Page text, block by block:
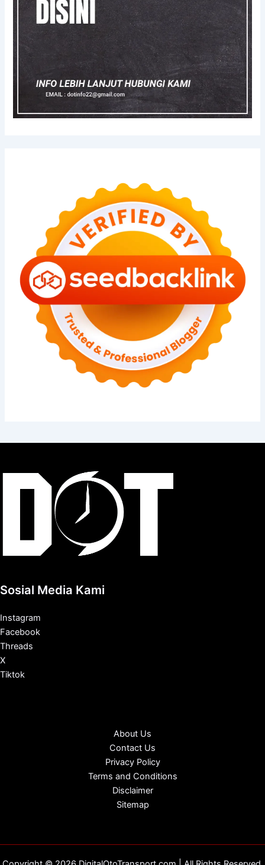
Sosial Media Kami
Instagram
Facebook
Threads
X
Tiktok
About Us
Contact Us
Privacy Policy
Terms and Conditions
Disclaimer
Sitemap